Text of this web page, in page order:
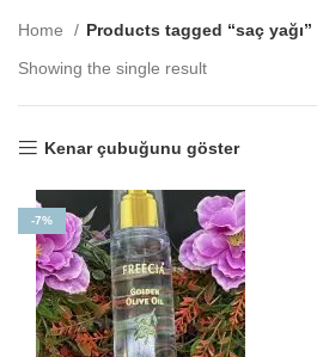
Home
Products tagged “saç yağı”
Showing the single result
Kenar çubuğunu göster
-7%